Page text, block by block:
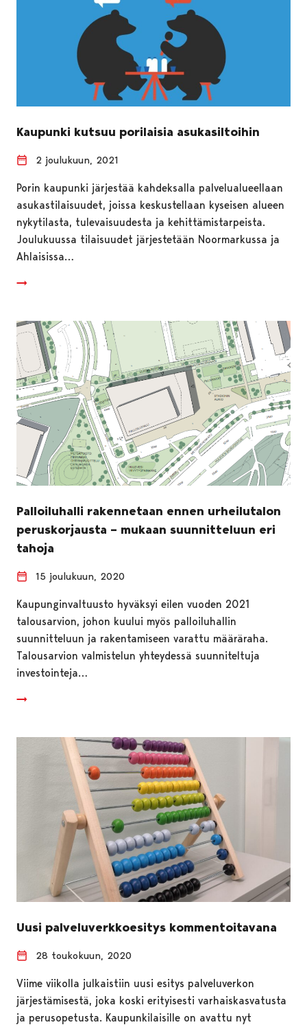
Kaupunki kutsuu porilaisia asukasiltoihin
2 joulukuun, 2021
Porin kaupunki järjestää kahdeksalla palvelualueellaan
asukastilaisuudet, joissa keskustellaan kyseisen alueen
nykytilasta, tulevaisuudesta ja kehittämistarpeista.
Joulukuussa tilaisuudet järjestetään Noormarkussa ja
Ahlaisissa…
Palloiluhalli rakennetaan ennen urheilutalon
peruskorjausta – mukaan suunnitteluun eri
tahoja
15 joulukuun, 2020
Kaupunginvaltuusto hyväksyi eilen vuoden 2021
talousarvion, johon kuului myös palloiluhallin
suunnitteluun ja rakentamiseen varattu määräraha.
Talousarvion valmistelun yhteydessä suunniteltuja
investointeja…
Uusi palveluverkkoesitys kommentoitavana
28 toukokuun, 2020
Viime viikolla julkaistiin uusi esitys palveluverkon
järjestämisestä, joka koski erityisesti varhaiskasvatusta
ja perusopetusta. Kaupunkilaisille on avattu nyt